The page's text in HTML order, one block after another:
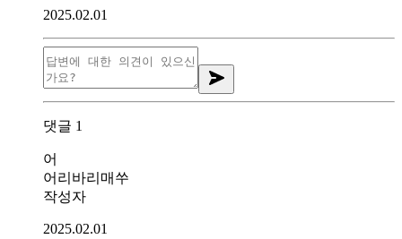
2025.02.01
댓글 1
어
어리바리매쑤
작성자
2025.02.01